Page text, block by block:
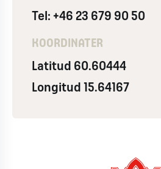
Tel: +46 23 679 90 50
KOORDINATER
Latitud 60.60444
Longitud 15.64167